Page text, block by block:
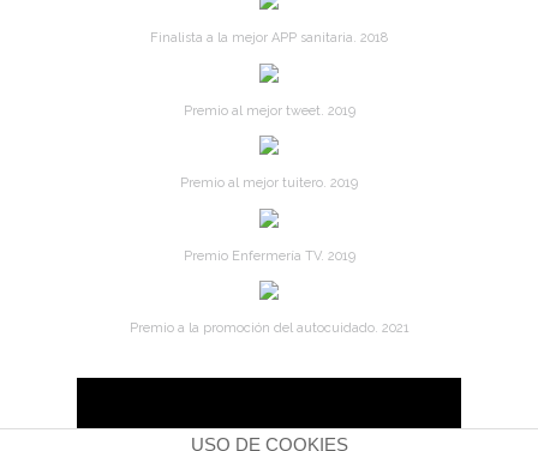
Finalista a la mejor APP sanitaria. 2018
Premio al mejor tweet. 2019
Premio al mejor tuitero. 2019
Premio Enfermería TV. 2019
Premio a la promoción del autocuidado. 2021
ENFERMERÍA BLOG © | LICENCIA CON CREATIVE
USO DE COOKIES